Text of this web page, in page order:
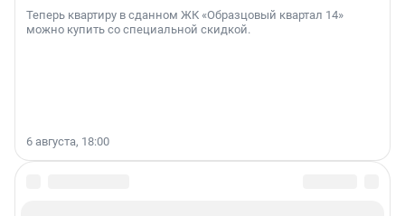
Теперь квартиру в сданном ЖК «Образцовый квартал 14»
можно купить со специальной скидкой.
6 августа, 18:00